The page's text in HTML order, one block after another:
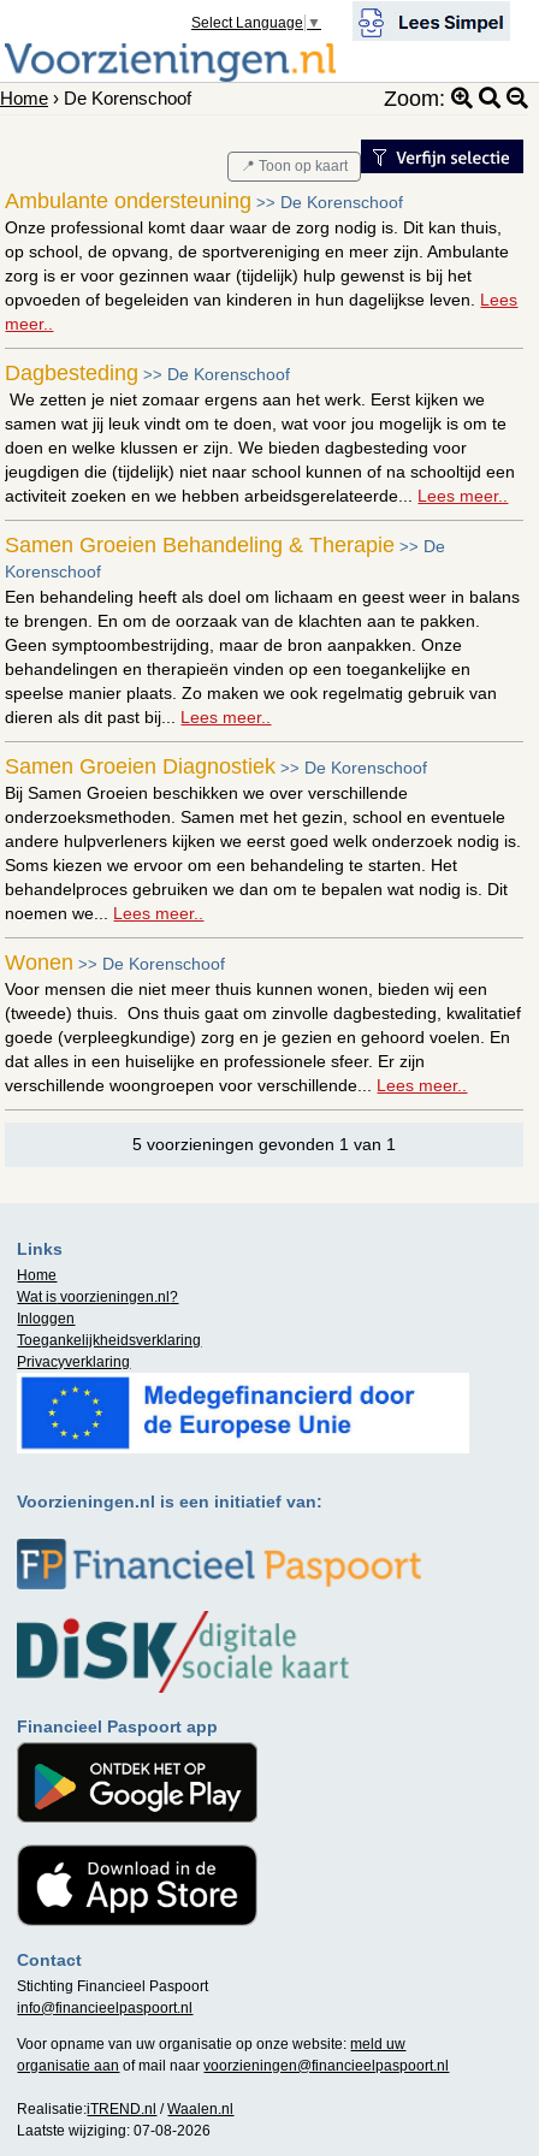
Select Language ▼
Home › De Korenschoof Zoom:
📍 Toon op kaart
Ambulante ondersteuning >> De Korenschoof
Onze professional komt daar waar de zorg nodig is. Dit kan thuis,
op school, de opvang, de sportvereniging en meer zijn. Ambulante
zorg is er voor gezinnen waar (tijdelijk) hulp gewenst is bij het
opvoeden of begeleiden van kinderen in hun dagelijkse leven. Lees
meer..
Dagbesteding >> De Korenschoof
We zetten je niet zomaar ergens aan het werk. Eerst kijken we
samen wat jij leuk vindt om te doen, wat voor jou mogelijk is om te
doen en welke klussen er zijn. We bieden dagbesteding voor
jeugdigen die (tijdelijk) niet naar school kunnen of na schooltijd een
activiteit zoeken en we hebben arbeidsgerelateerde... Lees meer..
Samen Groeien Behandeling & Therapie >> De
Korenschoof
Een behandeling heeft als doel om lichaam en geest weer in balans
te brengen. En om de oorzaak van de klachten aan te pakken.
Geen symptoombestrijding, maar de bron aanpakken. Onze
behandelingen en therapieën vinden op een toegankelijke en
speelse manier plaats. Zo maken we ook regelmatig gebruik van
dieren als dit past bij... Lees meer..
Samen Groeien Diagnostiek >> De Korenschoof
Bij Samen Groeien beschikken we over verschillende
onderzoeksmethoden. Samen met het gezin, school en eventuele
andere hulpverleners kijken we eerst goed welk onderzoek nodig is.
Soms kiezen we ervoor om een behandeling te starten. Het
behandelproces gebruiken we dan om te bepalen wat nodig is. Dit
noemen we... Lees meer..
Wonen >> De Korenschoof
Voor mensen die niet meer thuis kunnen wonen, bieden wij een
(tweede) thuis. Ons thuis gaat om zinvolle dagbesteding, kwalitatief
goede (verpleegkundige) zorg en je gezien en gehoord voelen. En
dat alles in een huiselijke en professionele sfeer. Er zijn
verschillende woongroepen voor verschillende... Lees meer..
5 voorzieningen gevonden 1 van 1
Links
Home
Wat is voorzieningen.nl?
Inloggen
Toegankelijkheidsverklaring
Privacyverklaring
Voorzieningen.nl is een initiatief van:
Financieel Paspoort app
Contact
Stichting Financieel Paspoort
info@financieelpaspoort.nl
Voor opname van uw organisatie op onze website:meld uw
organisatie aan of mail naarvoorzieningen@financieelpaspoort.nl
Realisatie:iTREND.nl /Waalen.nl
Laatste wijziging: 07-08-2026